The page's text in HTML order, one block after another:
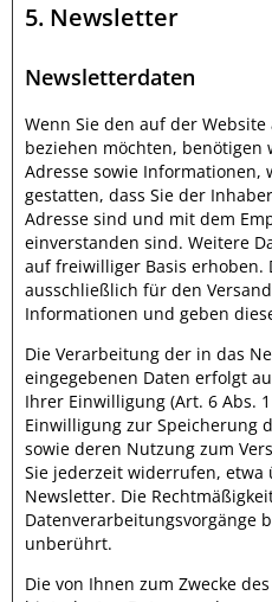
5. Newsletter
Newsletterdaten
Wenn Sie den auf der
beziehen möchten, benötigen
Adresse sowie
gestatten, dass Sie der
Adresse sind und mit dem
einverstanden sind. Weitere
auf freiwilliger Basis erhoben.
ausschließlich für den
Informationen und geben
Die Verarbeitung der in das
eingegebenen Daten erfolgt
Ihrer Einwilligung (Art. 6 Abs.
Einwilligung zur Speicherung
sowie deren Nutzung zum
Sie jederzeit widerrufen, etwa
Newsletter. Die
Datenverarbeitungsvorgänge
unberührt.
Die von Ihnen zum Zwecke